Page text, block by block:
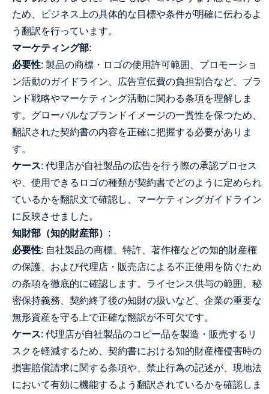
ため、ビジネス上の具体的な目標や条件が明確に伝わるよ
う翻訳を行っています。
マーケティング部:
必要性: 製品の商標・ロゴの使用許可範囲、プロモーショ
ン活動のガイドライン、広告宣伝費の負担割合など、ブラ
ンド戦略やマーケティング活動に関わる条項を理解しま
す。グローバルなブランドイメージの一貫性を保つため、
翻訳された契約書の内容を正確に把握する必要がありま
す。
ケース: 代理店が自社製品の広告を行う際の承認プロセス
や、使用できるロゴの種類が契約書でどのように定められ
ているかを翻訳文で確認し、マーケティングガイドライン
に反映させました。
知財部（知的財産部） :
必要性: 自社製品の商標、特許、著作権などの知的財産権
の保護、および代理店・販売店による不正使用を防ぐため
の条項を徹底的に確認します。ライセンス供与の範囲、秘
密保持義務、契約終了後の知財の扱いなど、企業の重要な
無形資産を守る上で正確な翻訳が不可欠です。
ケース: 代理店が自社製品のコピー品を製造・販売するリ
スクを軽減するため、契約書における知的財産権侵害時の
損害賠償請求に関する条項や、禁止行為の記述が、現地法
において有効に機能するよう翻訳されているかを確認しま